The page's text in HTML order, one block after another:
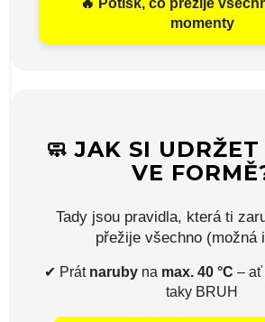
momenty
🧼 JAK SI
VE
Tady jsou pravidla, která ti
přežije všechno (možná
✔ Prát naruby na max. 40 °C – ať
taky BRUH